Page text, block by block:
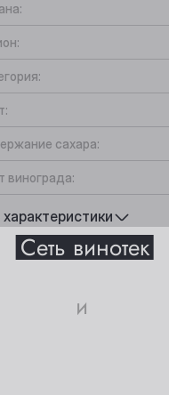
сахара:
винограда:
к:
город
Сеть винотек
и